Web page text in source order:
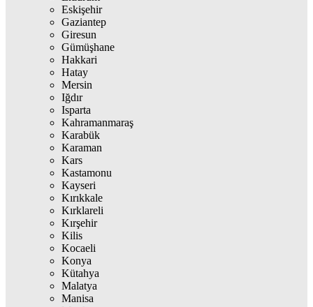
Eskişehir
Gaziantep
Giresun
Gümüşhane
Hakkari
Hatay
Mersin
Iğdır
Isparta
Kahramanmaraş
Karabük
Karaman
Kars
Kastamonu
Kayseri
Kırıkkale
Kırklareli
Kırşehir
Kilis
Kocaeli
Konya
Kütahya
Malatya
Manisa